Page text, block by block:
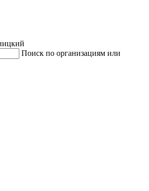
Поиск по организациям или